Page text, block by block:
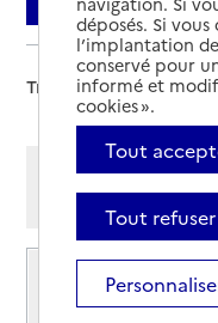
Trier par :
Afficher les résultats
Service de soins
SSIAD du
Lancy
déposés. Si
l’implantation
conservé pour
informé et
cookies ».
Tout
Tout refuser